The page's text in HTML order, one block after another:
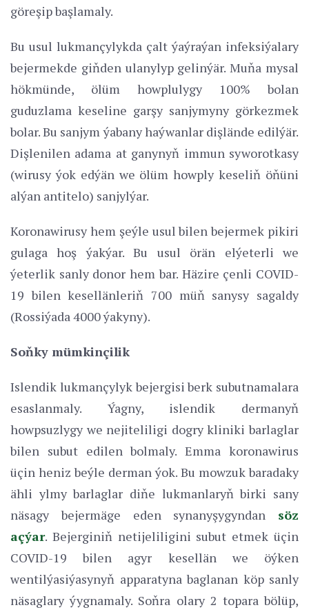
göreşip başlamaly.
Bu usul lukmançylykda çalt ýaýraýan infeksiýalary
bejermekde giňden ulanylyp gelinýär. Muňa mysal
hökmünde, ölüm howplulygy 100% bolan
guduzlama keseline garşy sanjymyny görkezmek
bolar. Bu sanjym ýabany haýwanlar dişlände edilýär.
Dişlenilen adama at ganynyň immun syworotkasy
(wirusy ýok edýän we ölüm howply keseliň öňüni
alýan antitelo) sanjylýar.
Koronawirusy hem şeýle usul bilen bejermek pikiri
gulaga hoş ýakýar. Bu usul örän elýeterli we
ýeterlik sanly donor hem bar. Häzire çenli COVID-
19 bilen kesellänleriň 700 müň sanysy sagaldy
(Rossiýada 4000 ýakyny).
Soňky mümkinçilik
Islendik lukmançylyk bejergisi berk subutnamalara
esaslanmaly. Ýagny, islendik dermanyň
howpsuzlygy we nejiteliligi dogry kliniki barlaglar
bilen subut edilen bolmaly. Emma koronawirus
üçin heniz beýle derman ýok. Bu mowzuk baradaky
ähli ylmy barlaglar diňe lukmanlaryň birki sany
näsagy bejermäge eden synanyşygyndan söz
açýar. Bejerginiň netijeliligini subut etmek üçin
COVID-19 bilen agyr kesellän we öýken
wentilýasiýasynyň apparatyna baglanan köp sanly
näsaglary ýygnamaly. Soňra olary 2 topara bölüp,